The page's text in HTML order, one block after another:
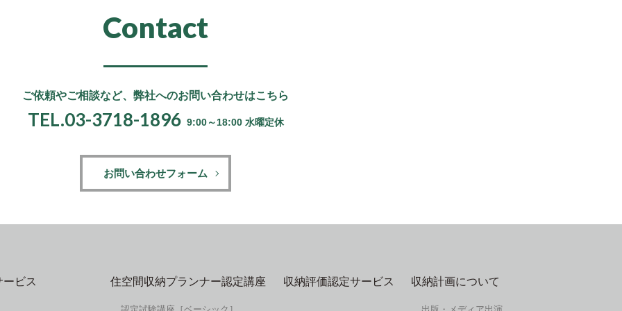
Contact
ご依頼やご相談など、 弊社へのお問い合わせはこちら
TEL.03-3718-1896 9:00～18:00 水曜定休
お問い合わせフォーム
ビス 住空間収納プランナー認定講座 収納評価認定サービス 収納計画について